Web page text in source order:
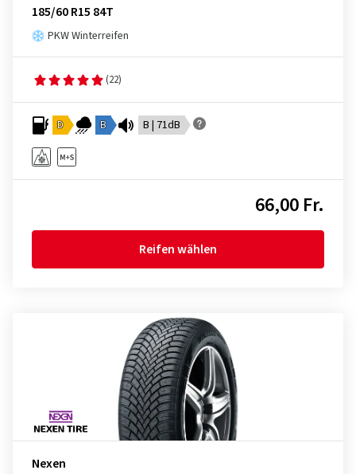
185/60 R15 84T
PKW Winterreifen
(22)
D B B | 71dB
66,00 Fr.
Reifen wählen
Nexen